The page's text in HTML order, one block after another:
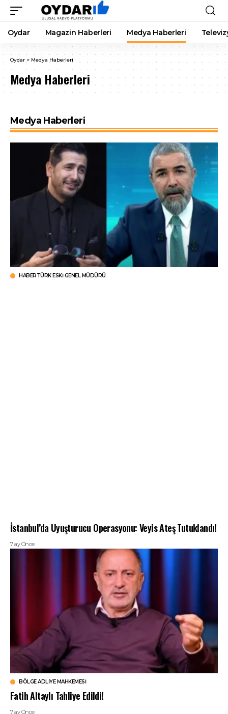
Oydar Magazin Haberleri Medya Haberleri
Oydar > Medya Haberleri
Medya Haberleri
Medya Haberleri
HABERTÜRK ESKI GENEL MÜDÜRÜ
İstanbul’da Uyuşturucu Operasyonu: Veyis Ateş Tutuklandı!
7 ay Önce
BÖLGE ADLIYE MAHKEMESI
Fatih Altaylı Tahliye Edildi!
7 ay Önce